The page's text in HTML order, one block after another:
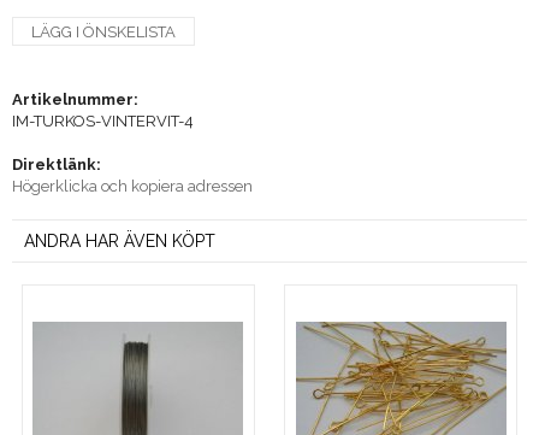
LÄGG I ÖNSKELISTA
Artikelnummer:
IM-TURKOS-VINTERVIT-4
Direktlänk:
Högerklicka och kopiera adressen
ANDRA HAR ÄVEN KÖPT